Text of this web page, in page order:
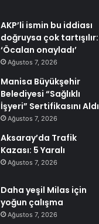
AKP’li ismin bu iddiası
doğruysa çok tartışılır:
‘Öcalan onayladı’
Ağustos 7, 2026
Manisa Büyükşehir
Belediyesi “Sağlıklı
İşyeri” Sertifikasını Aldı
Ağustos 7, 2026
Aksaray’da Trafik
Kazası: 5 Yaralı
Ağustos 7, 2026
Daha yeşil Milas için
yoğun çalışma
Ağustos 7, 2026